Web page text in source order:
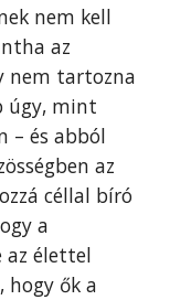
nem kell
az
nem tartozna
úgy, mint
– és abból
az
céllal bíró
a
az élettel
hogy ők a